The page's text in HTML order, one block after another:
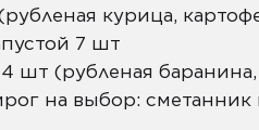
курица,
7 шт
шт (рубленая баранина,
на выбор: